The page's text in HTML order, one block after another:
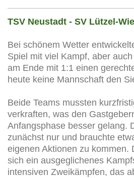
TSV Neustadt - SV Lützel-
Bei schönem Wetter
Spiel mit viel Kampf, aber
am Ende mit 1:1 einen
heute keine Mannschaft den
Beide Teams mussten
verkraften, was den
Anfangsphase besser gelang.
zunächst nur und brauchte
eigenen Aktionen zu kommen.
sich ein ausgeglichenes
intensiven Zweikämpfen, das